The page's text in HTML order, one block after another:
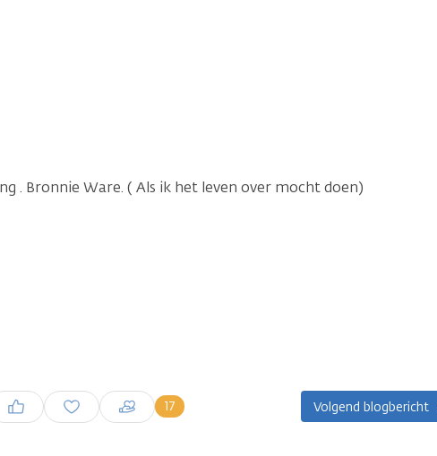
. Bronnie Ware. ( Als ik het leven over mocht doen)
17
om een reactie te
Volgend blogbericht